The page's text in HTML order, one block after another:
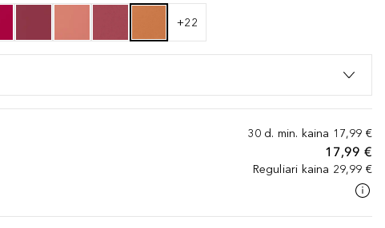
+22
30 d. min. kaina 17,99 €
17,99 €
Reguliari kaina 29,99 €